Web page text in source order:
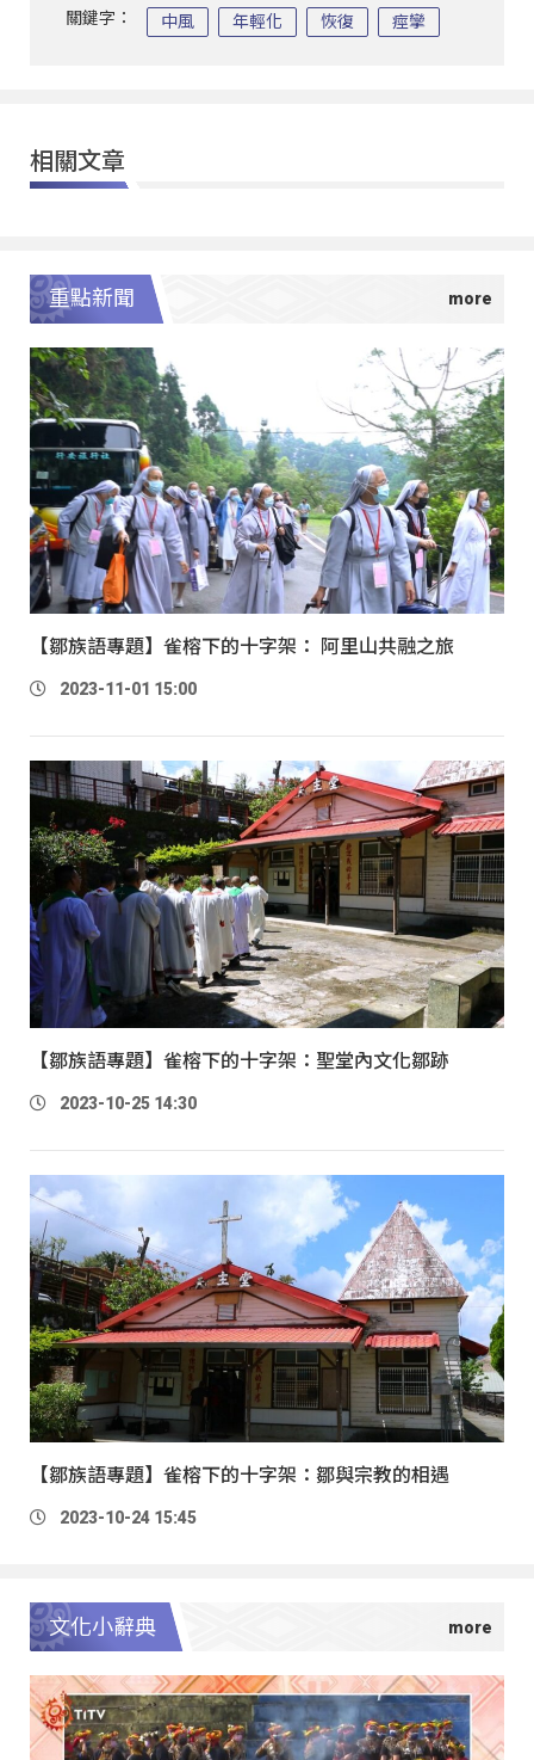
關鍵字： 中風 年輕化 恢復 痙攣
相關文章
重點新聞
【鄒族語專題】雀榕下的十字架： 阿里山共融之旅
2023-11-01 15:00
【鄒族語專題】雀榕下的十字架：聖堂內文化鄒跡
2023-10-25 14:30
【鄒族語專題】雀榕下的十字架：鄒與宗教的相遇
2023-10-24 15:45
文化小辭典